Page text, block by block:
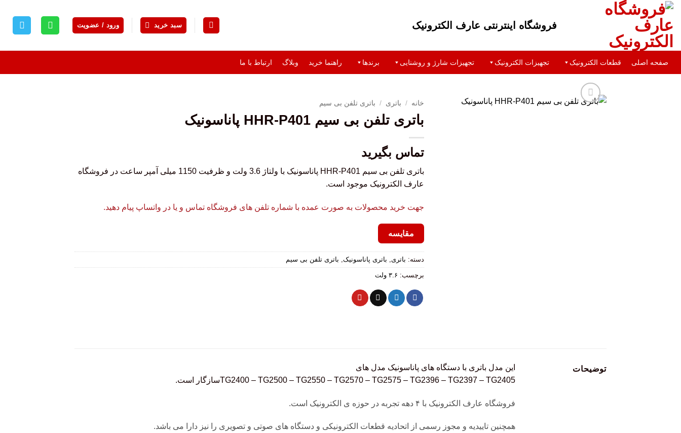
فروشگاه اینترنتی عارف الکترونیک سبد خرید ورود / عضویت
صفحه اصلی قطعات الکترونیک تجهیزات الکترونیک تجهیزات شارژ و روشنایی برندها راهنما خرید وبلاگ ارتباط با ما
خانه / باتری / باتری تلفن بی سیم
باتری تلفن بی سیم HHR-P401 پاناسونیک
تماس بگیرید
باتری تلفن بی سیم HHR-P401 پاناسونیک با ولتاژ 3.6 ولت و ظرفیت 1150 میلی آمپر ساعت در فروشگاه
عارف الکترونیک موجود است.
جهت خرید محصولات به صورت عمده با شماره تلفن های فروشگاه تماس و یا در واتساپ پیام دهید.
مقایسه
دسته: باتری باتری پاناسونیک باتری تلفن بی سیم
برچسب: ۳.۶ ولت
توضیحات
این مدل باتری با دستگاه های پاناسونیک مدل های
TG2400 – TG2500 – TG2550 – TG2570 – TG2575 – TG2396 – TG2397 – TG2405سازگار است.
فروشگاه عارف الکترونیک با ۴ دهه تجربه در حوزه ی الکترونیک است.
همچنین تاییدیه و مجوز رسمی از اتحادیه قطعات الکترونیکی و دستگاه های صوتی و تصویری را نیز دارا می باشد.